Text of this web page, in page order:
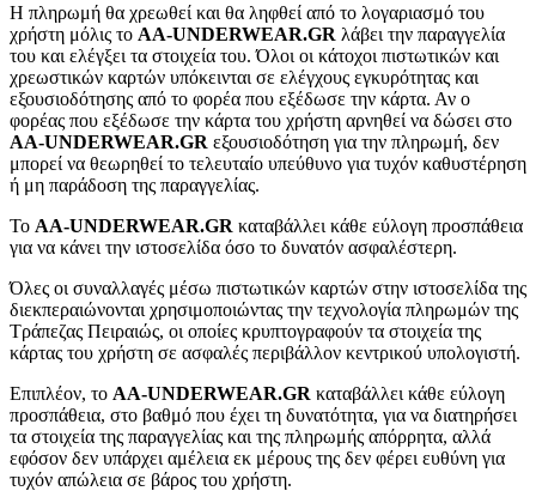
Η πληρωμή θα χρεωθεί και θα ληφθεί από το λογαριασμό του
χρήστη μόλις το AA-UNDERWEAR.GR λάβει την παραγγελία
του και ελέγξει τα στοιχεία του. Όλοι οι κάτοχοι πιστωτικών και
χρεωστικών καρτών υπόκεινται σε ελέγχους εγκυρότητας και
εξουσιοδότησης από το φορέα που εξέδωσε την κάρτα. Αν ο
φορέας που εξέδωσε την κάρτα του χρήστη αρνηθεί να δώσει στο
AA-UNDERWEAR.GR εξουσιοδότηση για την πληρωμή, δεν
μπορεί να θεωρηθεί το τελευταίο υπεύθυνο για τυχόν καθυστέρηση
ή μη παράδοση της παραγγελίας.
Το AA-UNDERWEAR.GR καταβάλλει κάθε εύλογη προσπάθεια
για να κάνει την ιστοσελίδα όσο το δυνατόν ασφαλέστερη.
Όλες οι συναλλαγές μέσω πιστωτικών καρτών στην ιστοσελίδα της
διεκπεραιώνονται χρησιμοποιώντας την τεχνολογία πληρωμών της
Τράπεζας Πειραιώς, οι οποίες κρυπτογραφούν τα στοιχεία της
κάρτας του χρήστη σε ασφαλές περιβάλλον κεντρικού υπολογιστή.
Επιπλέον, το AA-UNDERWEAR.GR καταβάλλει κάθε εύλογη
προσπάθεια, στο βαθμό που έχει τη δυνατότητα, για να διατηρήσει
τα στοιχεία της παραγγελίας και της πληρωμής απόρρητα, αλλά
εφόσον δεν υπάρχει αμέλεια εκ μέρους της δεν φέρει ευθύνη για
τυχόν απώλεια σε βάρος του χρήστη.